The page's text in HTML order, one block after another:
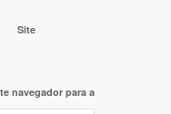
Site
navegador para a